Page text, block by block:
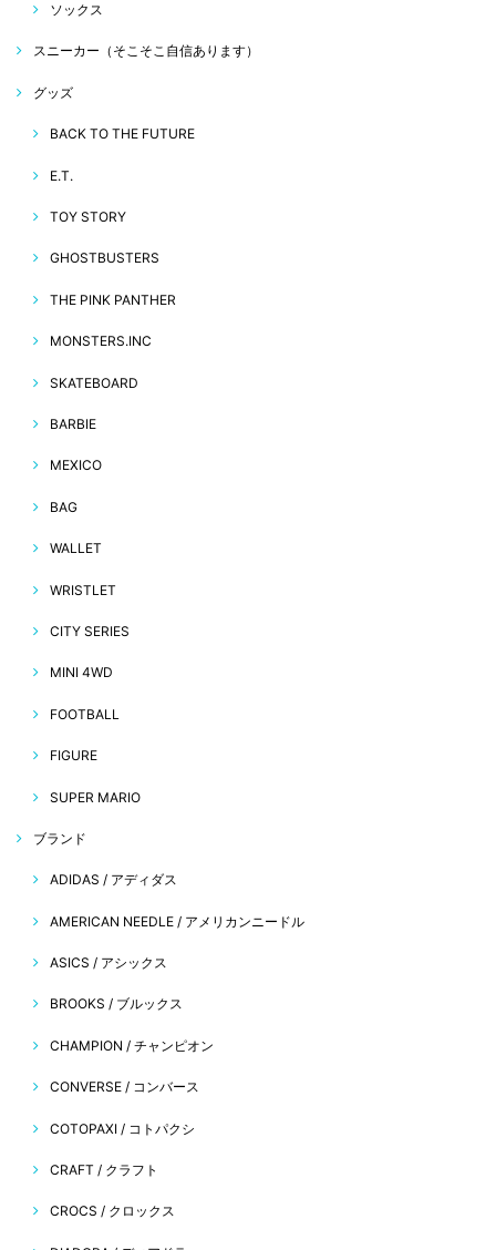
ソックス
スニーカー（そこそこ自信あります）
グッズ
BACK TO THE FUTURE
E.T.
TOY STORY
GHOSTBUSTERS
THE PINK PANTHER
MONSTERS.INC
SKATEBOARD
BARBIE
MEXICO
BAG
WALLET
WRISTLET
CITY SERIES
MINI 4WD
FOOTBALL
FIGURE
SUPER MARIO
ブランド
ADIDAS / アディダス
AMERICAN NEEDLE / アメリカンニードル
ASICS / アシックス
BROOKS / ブルックス
CHAMPION / チャンピオン
CONVERSE / コンバース
COTOPAXI / コトパクシ
CRAFT / クラフト
CROCS / クロックス